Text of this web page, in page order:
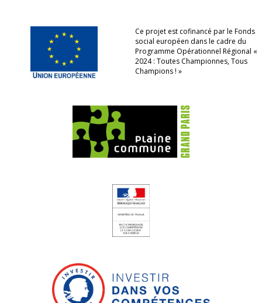
Ce projet est cofinancé par le Fonds
social européen dans le cadre du
Programme Opérationnel Régional «
2024 : Toutes Championnes, Tous
Champions ! »